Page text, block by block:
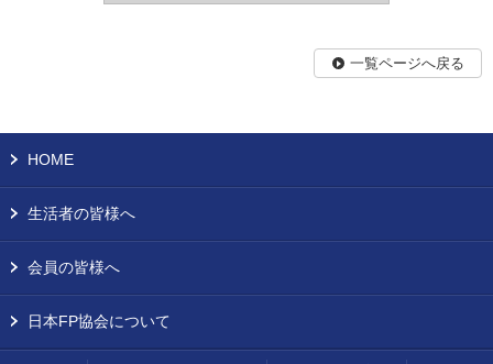
一覧ページへ戻る
HOME
生活者の皆様へ
会員の皆様へ
日本FP協会について